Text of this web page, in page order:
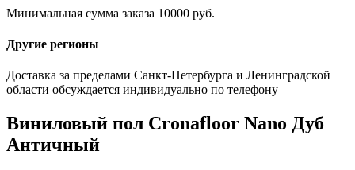
Минимальная сумма заказа 10000 руб.
Другие регионы
Доставка за пределами Санкт-Петербурга и Ленинградской
области обсуждается индивидуально по телефону
Виниловый пол Cronafloor Nano Дуб
Античный